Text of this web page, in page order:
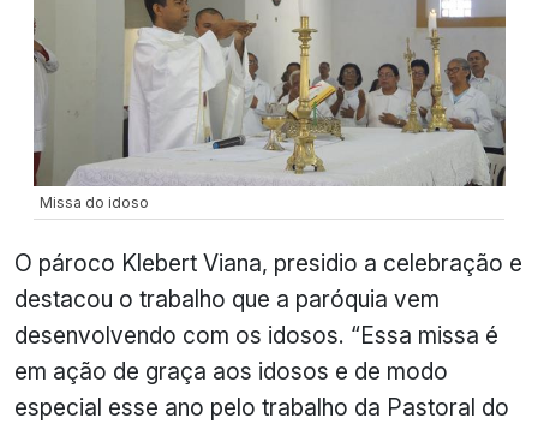
Missa do idoso
O pároco Klebert Viana, presidio a celebração e
destacou o trabalho que a paróquia vem
desenvolvendo com os idosos. “Essa missa é
em ação de graça aos idosos e de modo
especial esse ano pelo trabalho da Pastoral do